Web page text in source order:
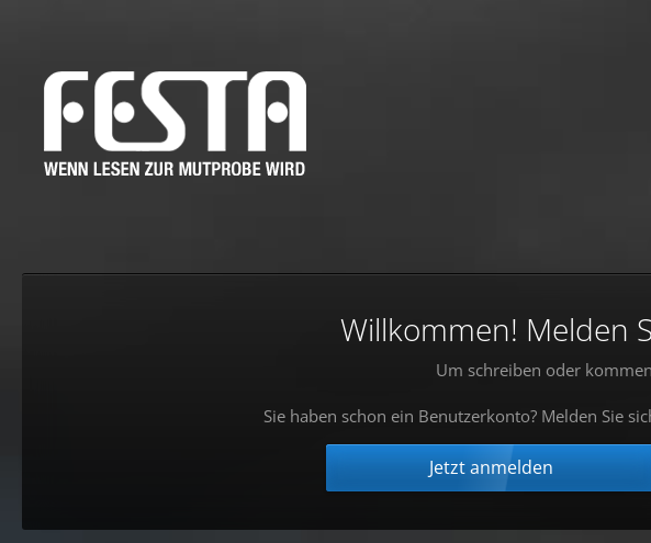
Willkommen! Melden
Um schreiben oder
Sie haben schon ein Benutzerkonto? Melden Sie
Jetzt anmelden